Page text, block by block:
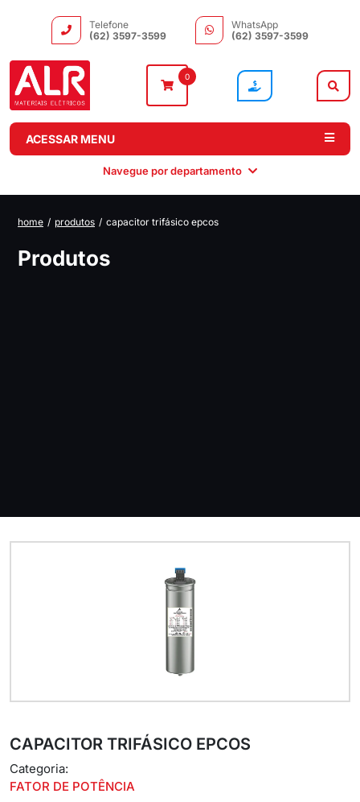
0
Telefone
(62) 3597-3599
WhatsApp
(62) 3597-3599
ACESSAR MENU
Navegue por departamento
Distribuição
home / produtos / capacitor trifásico epcos
Produtos
CAPACITOR TRIFÁSICO EPCOS
Categoria:
FATOR DE POTÊNCIA